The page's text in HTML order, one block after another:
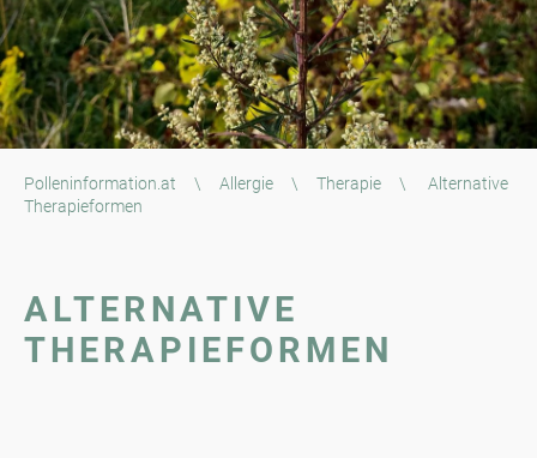
Polleninformation.at \ Allergie \ Therapie \
Alternative
Therapieformen
ALTERNATIVE
THERAPIEFORMEN